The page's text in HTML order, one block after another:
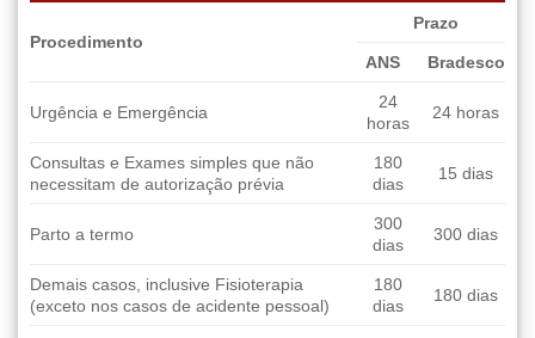
Procedimento
Prazo
ANS Bradesco
Urgência e Emergência
24
horas
24 horas
Consultas e Exames simples que não
necessitam de autorização prévia
180
dias
15 dias
Parto a termo
300
dias
300 dias
Demais casos, inclusive Fisioterapia
(exceto nos casos de acidente pessoal)
180
dias
180 dias